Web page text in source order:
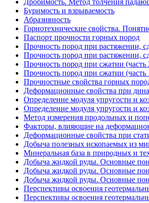
Буримость и взрываемость
Абразивность
Горнотехнические свойства.
Паспорт прочности горных пород
Прочность пород при растяжении,
Прочность пород при растяжении,
Прочность пород при сжатии (часть
Прочность пород при сжатии (часть
Прочностные свойства горных
Деформационные свойства при
Определение модуля упругости и
Определение модуля упругости и
Метод измерения продольных и
Факторы, влияющие на
Деформационные свойства при
Добыча полезных ископаемых из
Минеральная база в природных и
Добыча жидкой руды. Основные
Добыча жидкой руды. Основные
Добыча жидкой руды. Основные
Перспективы освоения
Перспективы освоения